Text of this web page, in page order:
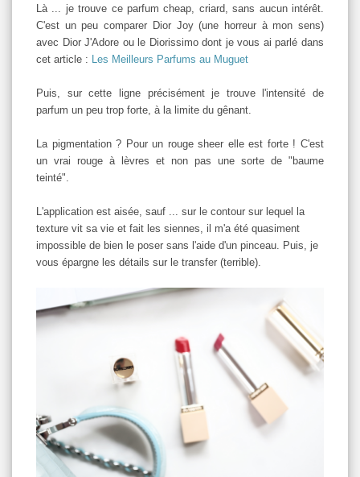
Là ... je trouve ce parfum cheap, criard, sans aucun intérêt.
C'est un peu comparer Dior Joy (une horreur à mon sens)
avec Dior J'Adore ou le Diorissimo dont je vous ai parlé dans
cet article : Les Meilleurs Parfums au Muguet
Puis, sur cette ligne précisément je trouve l'intensité de
parfum un peu trop forte, à la limite du gênant.
La pigmentation ? Pour un rouge sheer elle est forte ! C'est
un vrai rouge à lèvres et non pas une sorte de "baume
teinté".
L'application est aisée, sauf ... sur le contour sur lequel la
texture vit sa vie et fait les siennes, il m'a été quasiment
impossible de bien le poser sans l'aide d'un pinceau. Puis, je
vous épargne les détails sur le transfer (terrible).